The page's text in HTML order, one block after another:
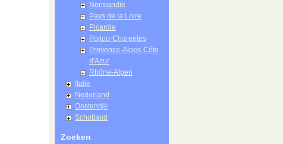
Normandië
Pays de la Loire
Picardie
Poitou-Charentes
Provence-Alpes-Côte
d'Azur
Rhône-Alpen
Italië
Nederland
Oostenrijk
Schotland
Zoeken